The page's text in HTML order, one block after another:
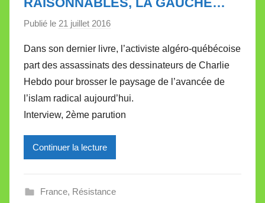
e
Publié le 21 juillet 2016
r
M
i
r
e
l
V
Dans son dernier livre, l’activiste algéro-québécoise
part des assassinats des dessinateurs de Charlie
Hebdo pour brosser le paysage de l’avancée de
l’islam radical aujourd’hui.
Interview, 2ème parution
Continuer la lecture
France, Résistance